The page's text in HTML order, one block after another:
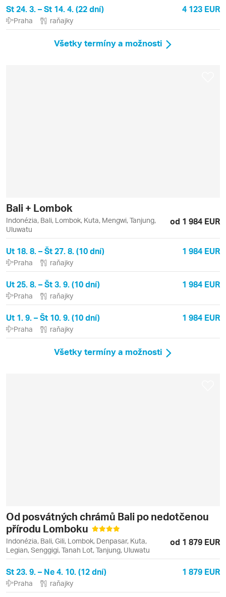
St 24. 3. – St 14. 4. (22 dní) 4 123 EUR
Praha raňajky
Všetky termíny a možnosti
Bali + Lombok
Indonézia, Bali, Lombok, Kuta, Mengwi, Tanjung,
Uluwatu
od 1 984 EUR
Ut 18. 8. – Št 27. 8. (10 dní) 1 984 EUR
Praha raňajky
Ut 25. 8. – Št 3. 9. (10 dní) 1 984 EUR
Praha raňajky
Ut 1. 9. – Št 10. 9. (10 dní) 1 984 EUR
Praha raňajky
Všetky termíny a možnosti
Od posvátných chrámů Bali po nedotčenou
přírodu Lomboku
Indonézia, Bali, Gili, Lombok, Denpasar, Kuta,
Legian, Senggigi, Tanah Lot, Tanjung, Uluwatu
od 1 879 EUR
St 23. 9. – Ne 4. 10. (12 dní) 1 879 EUR
Praha raňajky